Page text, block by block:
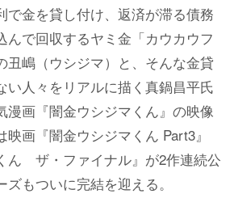
で金を貸し付け、返済が滞る債務
んで回収するヤミ金「カウカウフ
丑嶋（ウシジマ）と、そんな金貸
い人々をリアルに描く真鍋昌平氏
漫画『闇金ウシジマくん』の映像
画『闇金ウシジマくん Part3』
ん ザ・ファイナル』が2作連続公
もついに完結を迎える。